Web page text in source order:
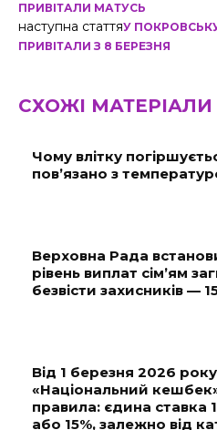
ПРИВІТАЛИ МАТУСЬ
наступна статтяУ
ПРИВІТАЛИ З 8 БЕРЕЗНЯ
СХОЖІ МАТЕРІАЛИ
Чому влітку
пов’язано з
Верховна Рада
рівень виплат сім’ям
безвісти захисників —
Від 1 березня 2026
«Національний
правила: єдина ставка
або 15%, залежно від